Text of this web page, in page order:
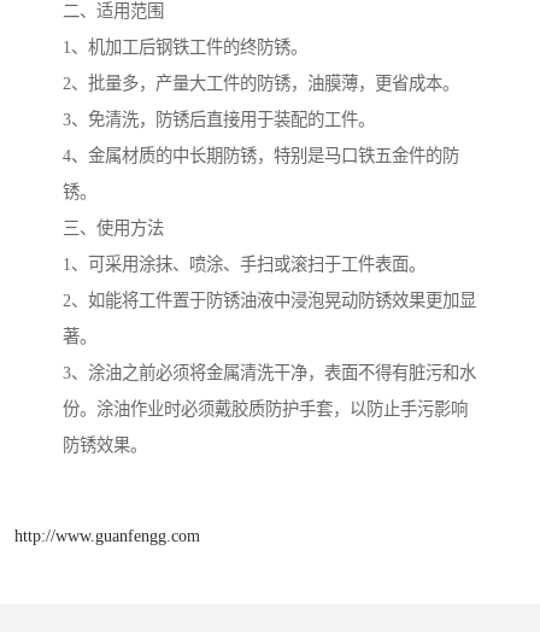
二、适用范围
1、机加工后钢铁工件的终防锈。
2、批量多，产量大工件的防锈，油膜薄，更省成本。
3、免清洗，防锈后直接用于装配的工件。
4、金属材质的中长期防锈，特别是马口铁五金件的防
锈。
三、使用方法
1、可采用涂抹、喷涂、手扫或滚扫于工件表面。
2、如能将工件置于防锈油液中浸泡晃动防锈效果更加显
著。
3、涂油之前必须将金属清洗干净，表面不得有脏污和水
份。涂油作业时必须戴胶质防护手套，以防止手污影响
防锈效果。
http://www.guanfengg.com